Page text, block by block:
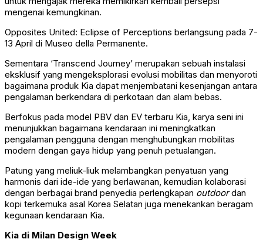
mengenai kemungkinan.
Opposites United: Eclipse of Perceptions berlangsung pada 7-
13 April di Museo della Permanente.
Sementara ‘Transcend Journey’ merupakan sebuah instalasi
eksklusif yang mengeksplorasi evolusi mobilitas dan menyoroti
bagaimana produk Kia dapat menjembatani kesenjangan antara
pengalaman berkendara di perkotaan dan alam bebas.
Berfokus pada model PBV dan EV terbaru Kia, karya seni ini
menunjukkan bagaimana kendaraan ini meningkatkan
pengalaman pengguna dengan menghubungkan mobilitas
modern dengan gaya hidup yang penuh petualangan.
Patung yang meliuk-liuk melambangkan penyatuan yang
harmonis dari ide-ide yang berlawanan, kemudian kolaborasi
dengan berbagai brand penyedia perlengkapan outdoordan
kopi terkemuka asal Korea Selatan juga menekankan beragam
kegunaan kendaraan Kia.
Kia di Milan Design Week